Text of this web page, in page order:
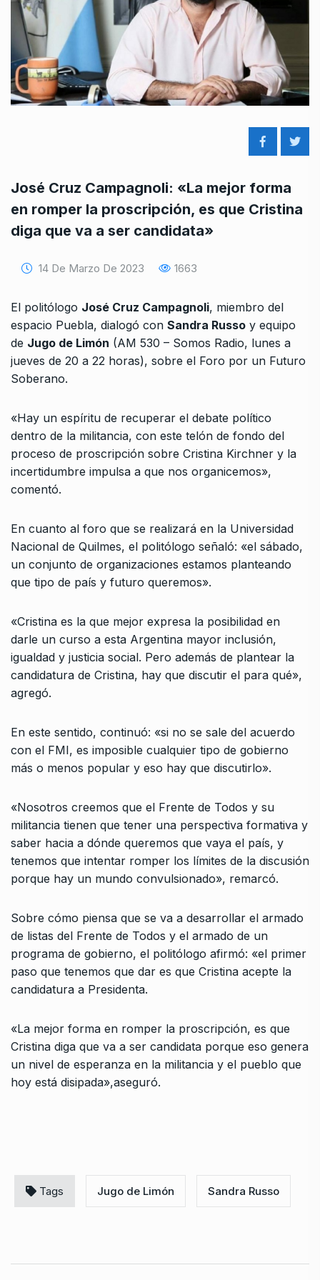
José Cruz Campagnoli: «La mejor forma
en romper la proscripción, es que Cristina
diga que va a ser candidata»
14 De Marzo De 2023 1663
El politólogo José Cruz Campagnoli, miembro del
espacio Puebla, dialogó con Sandra Russo y equipo
de Jugo de Limón (AM 530 – Somos Radio, lunes a
jueves de 20 a 22 horas), sobre el Foro por un Futuro
Soberano.
«Hay un espíritu de recuperar el debate político
dentro de la militancia, con este telón de fondo del
proceso de proscripción sobre Cristina Kirchner y la
incertidumbre impulsa a que nos organicemos»,
comentó.
En cuanto al foro que se realizará en la Universidad
Nacional de Quilmes, el politólogo señaló: «el sábado,
un conjunto de organizaciones estamos planteando
que tipo de país y futuro queremos».
«Cristina es la que mejor expresa la posibilidad en
darle un curso a esta Argentina mayor inclusión,
igualdad y justicia social. Pero además de plantear la
candidatura de Cristina, hay que discutir el para qué»,
agregó.
En este sentido, continuó: «si no se sale del acuerdo
con el FMI, es imposible cualquier tipo de gobierno
más o menos popular y eso hay que discutirlo».
«Nosotros creemos que el Frente de Todos y su
militancia tienen que tener una perspectiva formativa y
saber hacia a dónde queremos que vaya el país, y
tenemos que intentar romper los límites de la discusión
porque hay un mundo convulsionado», remarcó.
Sobre cómo piensa que se va a desarrollar el armado
de listas del Frente de Todos y el armado de un
programa de gobierno, el politólogo afirmó: «el primer
paso que tenemos que dar es que Cristina acepte la
candidatura a Presidenta.
«La mejor forma en romper la proscripción, es que
Cristina diga que va a ser candidata porque eso genera
un nivel de esperanza en la militancia y el pueblo que
hoy está disipada»,aseguró.
Tags Jugo de Limón Sandra Russo